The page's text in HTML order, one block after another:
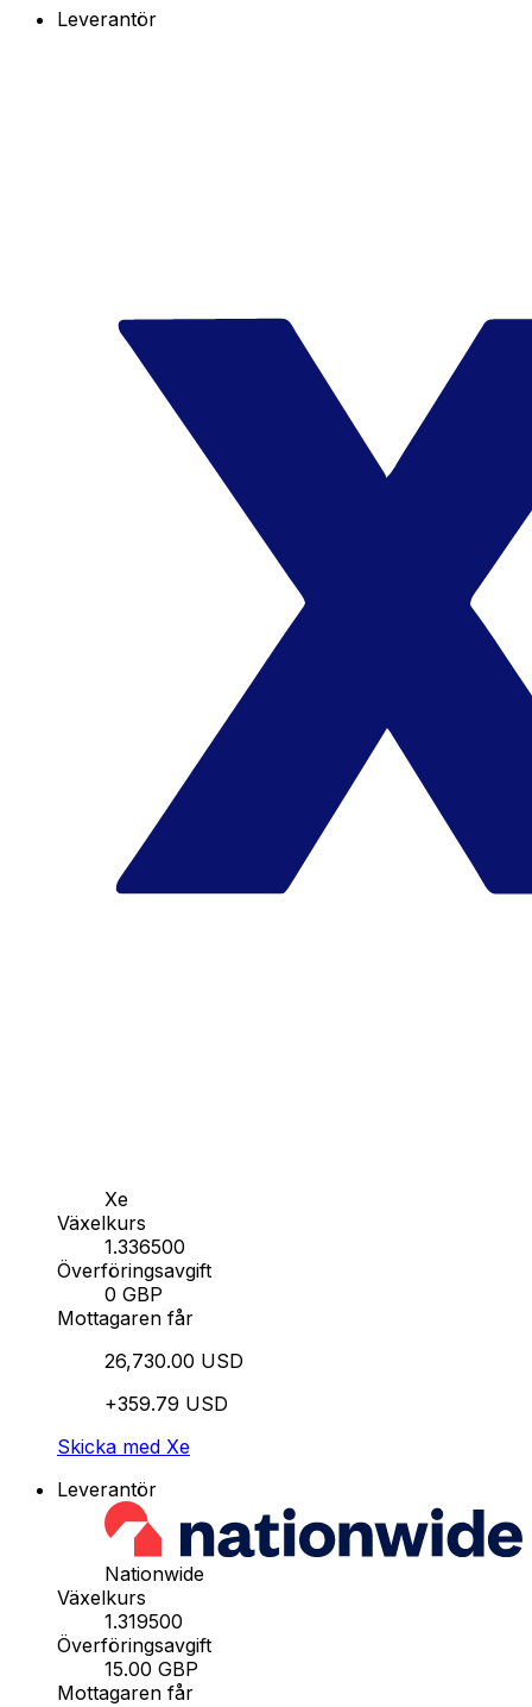
Leverantör
Xe
Växelkurs
1.336500
Överföringsavgift
0 GBP
Mottagaren får
26,730.00 USD
+359.79 USD
Skicka med Xe
Leverantör
Nationwide
Växelkurs
1.319500
Överföringsavgift
15.00 GBP
Mottagaren får